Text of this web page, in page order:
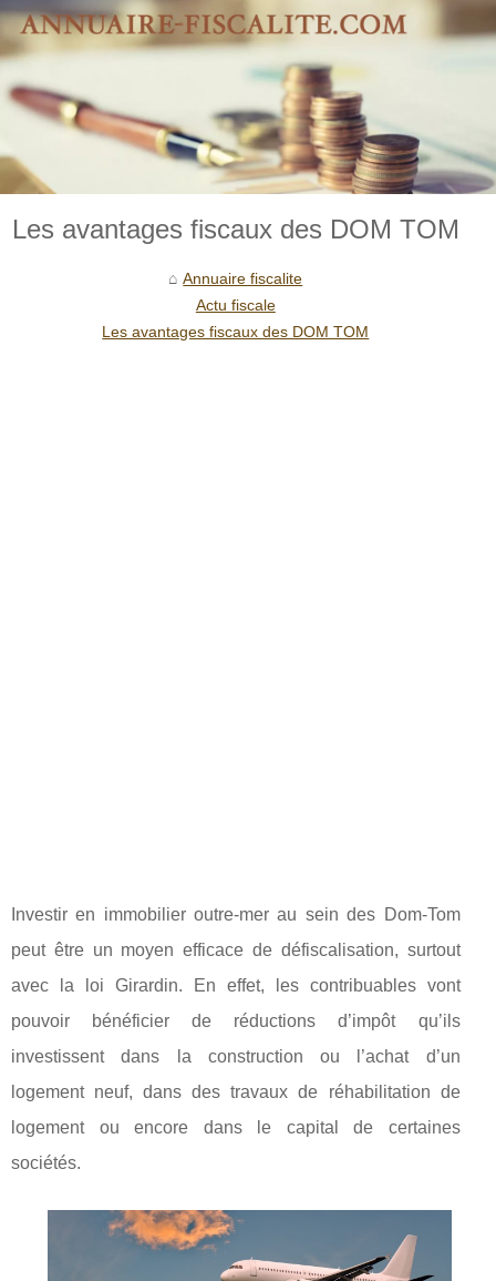
Les avantages fiscaux des DOM TOM
Annuaire fiscalite
Actu fiscale
Les avantages fiscaux des DOM TOM
Investir en immobilier outre-mer au sein des Dom-Tom
peut être un moyen efficace de défiscalisation, surtout
avec la loi Girardin. En effet, les contribuables vont
pouvoir bénéficier de réductions d’impôt qu’ils
investissent dans la construction ou l’achat d’un
logement neuf, dans des travaux de réhabilitation de
logement ou encore dans le capital de certaines
sociétés.